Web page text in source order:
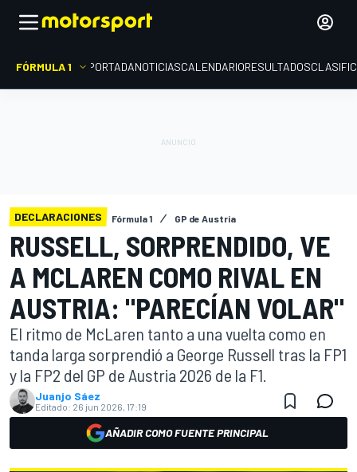
FÓRMULA 1 PORTADANOTICIASCALENDARIORESULTADOS
DECLARACIONES Fórmula 1 GP de Austria
RUSSELL, SORPRENDIDO, VE
A MCLAREN COMO RIVAL EN
AUSTRIA: "PARECÍAN VOLAR"
El ritmo de McLaren tanto a una vuelta como en
tanda larga sorprendió a George Russell tras la FP1
y la FP2 del GP de Austria 2026 de la F1.
Juanjo Sáez
Editado: 26 jun 2026, 17:19
AÑADIR COMO FUENTE PRINCIPAL